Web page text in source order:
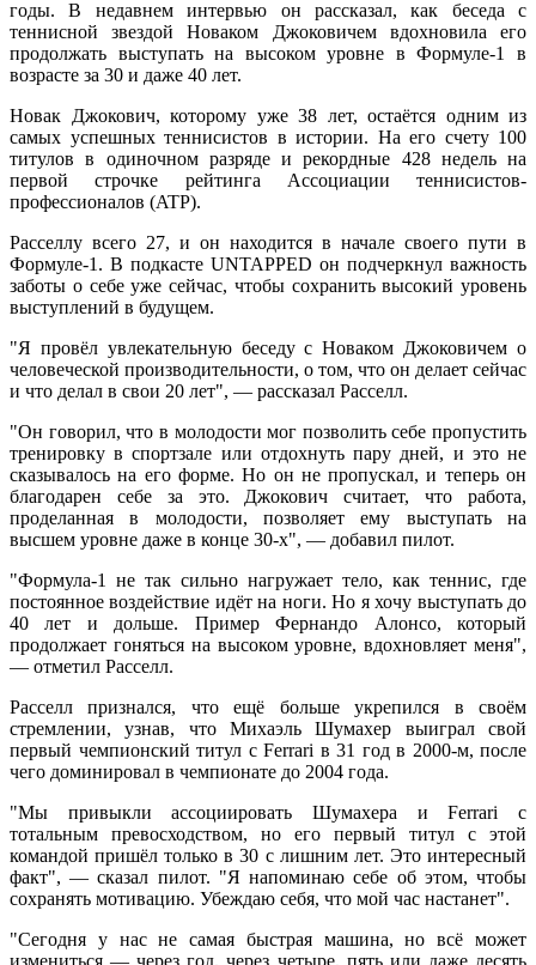
годы. В недавнем интервью он рассказал, как беседа с
теннисной звездой Новаком Джоковичем вдохновила его
продолжать выступать на высоком уровне в Формуле-1 в
возрасте за 30 и даже 40 лет.
Новак Джокович, которому уже 38 лет, остаётся одним из
самых успешных теннисистов в истории. На его счету 100
титулов в одиночном разряде и рекордные 428 недель на
первой строчке рейтинга Ассоциации теннисистов-
профессионалов (ATP).
Расселлу всего 27, и он находится в начале своего пути в
Формуле-1. В подкасте UNTAPPED он подчеркнул важность
заботы о себе уже сейчас, чтобы сохранить высокий уровень
выступлений в будущем.
"Я провёл увлекательную беседу с Новаком Джоковичем о
человеческой производительности, о том, что он делает сейчас
и что делал в свои 20 лет", — рассказал Расселл.
"Он говорил, что в молодости мог позволить себе пропустить
тренировку в спортзале или отдохнуть пару дней, и это не
сказывалось на его форме. Но он не пропускал, и теперь он
благодарен себе за это. Джокович считает, что работа,
проделанная в молодости, позволяет ему выступать на
высшем уровне даже в конце 30-х", — добавил пилот.
"Формула-1 не так сильно нагружает тело, как теннис, где
постоянное воздействие идёт на ноги. Но я хочу выступать до
40 лет и дольше. Пример Фернандо Алонсо, который
продолжает гоняться на высоком уровне, вдохновляет меня",
— отметил Расселл.
Расселл признался, что ещё больше укрепился в своём
стремлении, узнав, что Михаэль Шумахер выиграл свой
первый чемпионский титул с Ferrari в 31 год в 2000-м, после
чего доминировал в чемпионате до 2004 года.
"Мы привыкли ассоциировать Шумахера и Ferrari с
тотальным превосходством, но его первый титул с этой
командой пришёл только в 30 с лишним лет. Это интересный
факт", — сказал пилот. "Я напоминаю себе об этом, чтобы
сохранять мотивацию. Убеждаю себя, что мой час настанет".
"Сегодня у нас не самая быстрая машина, но всё может